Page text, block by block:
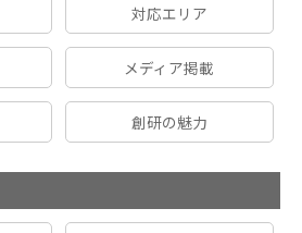
対応エリア
メディア掲載
創研の魅力